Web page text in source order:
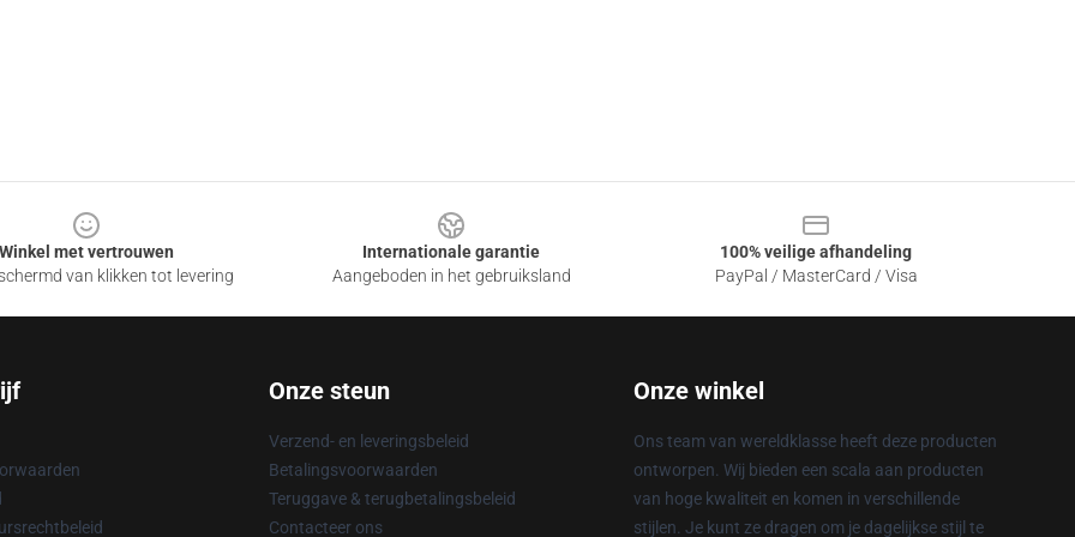
Winkel met vertrouwen
van klikken tot levering
Internationale garantie
Aangeboden in het gebruiksland
100% veilige afhandeling
PayPal / MasterCard / Visa
Onze steun
Verzend- en leveringsbeleid
Betalingsvoorwaarden
Teruggave & terugbetalingsbeleid
Contacteer ons
Onze winkel
Ons team van wereldklasse heeft deze producten
ontworpen. Wij bieden een scala aan producten
van hoge kwaliteit en komen in verschillende
stijlen. Je kunt ze dragen om je dagelijkse stijl te